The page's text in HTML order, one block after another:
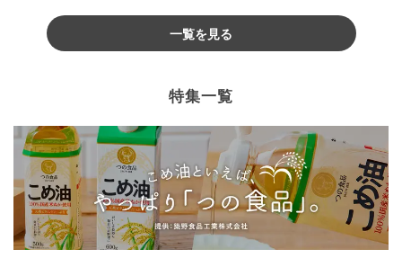
一覧を見る
特集一覧